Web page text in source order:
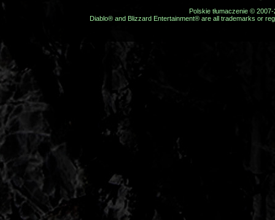
Polskie tłumaczenie ©
Diablo® and Blizzard Entertainment® are all trademarks or